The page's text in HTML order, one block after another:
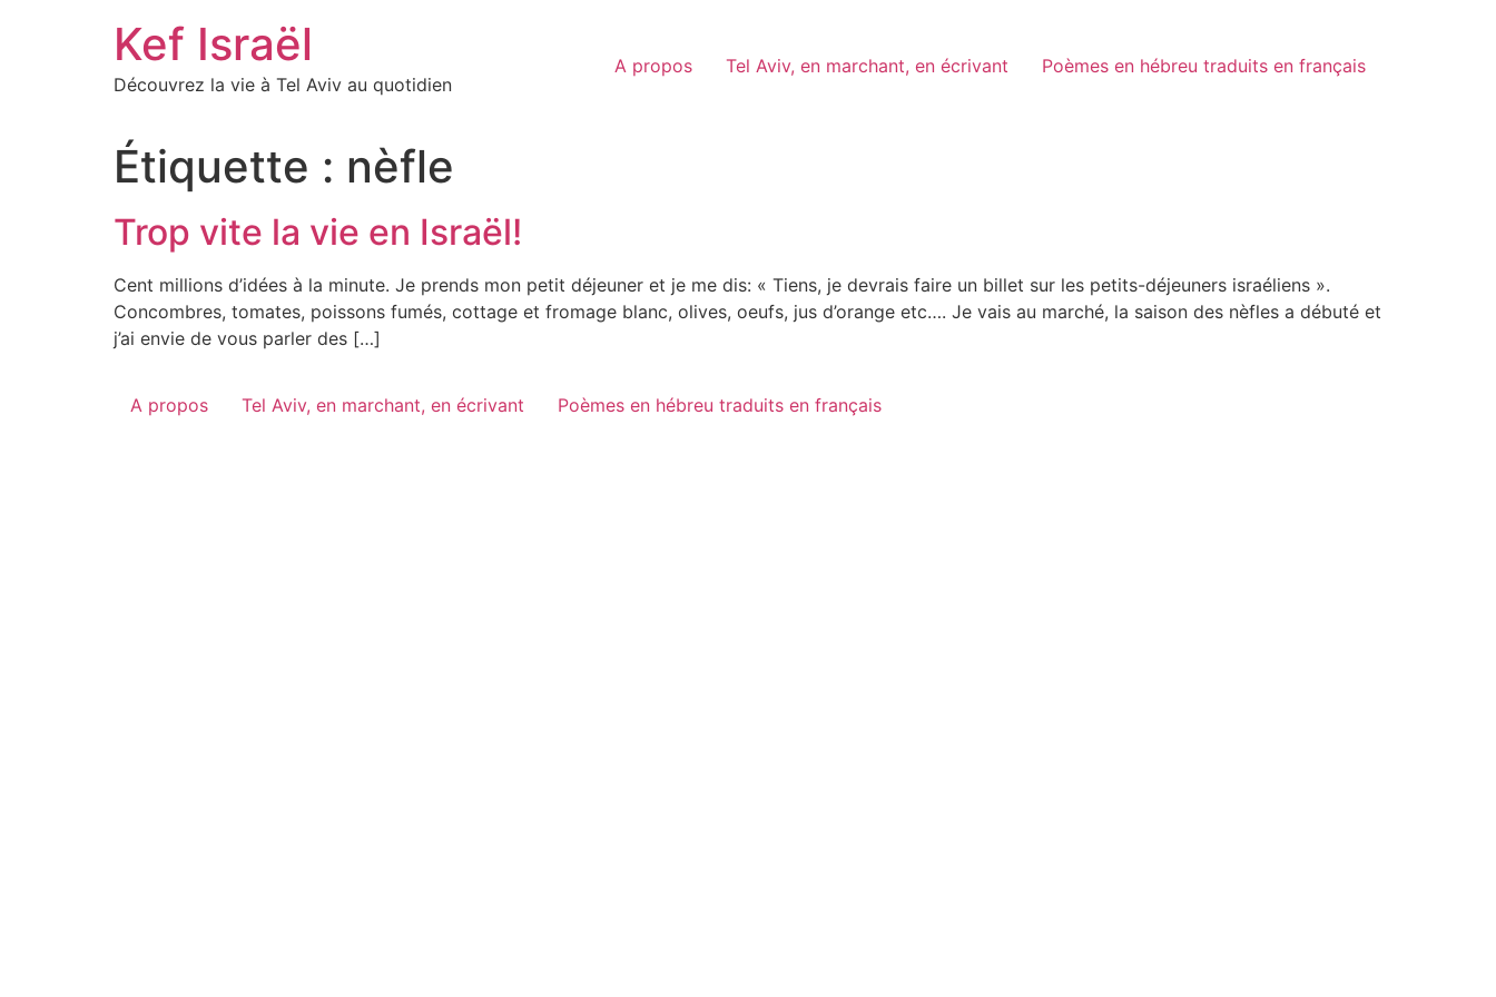
Kef Israël
Découvrez la vie à Tel Aviv au quotidien
A propos Tel Aviv, en marchant, en écrivant Poèmes en hébreu traduits en français
Étiquette : nèfle
Trop vite la vie en Israël!
Cent millions d’idées à la minute. Je prends mon petit déjeuner et je me dis: « Tiens, je devrais faire un billet sur les petits-déjeuners israéliens ».
Concombres, tomates, poissons fumés, cottage et fromage blanc, olives, oeufs, jus d’orange etc…. Je vais au marché, la saison des nèfles a débuté et
j’ai envie de vous parler des […]
A propos Tel Aviv, en marchant, en écrivant Poèmes en hébreu traduits en français